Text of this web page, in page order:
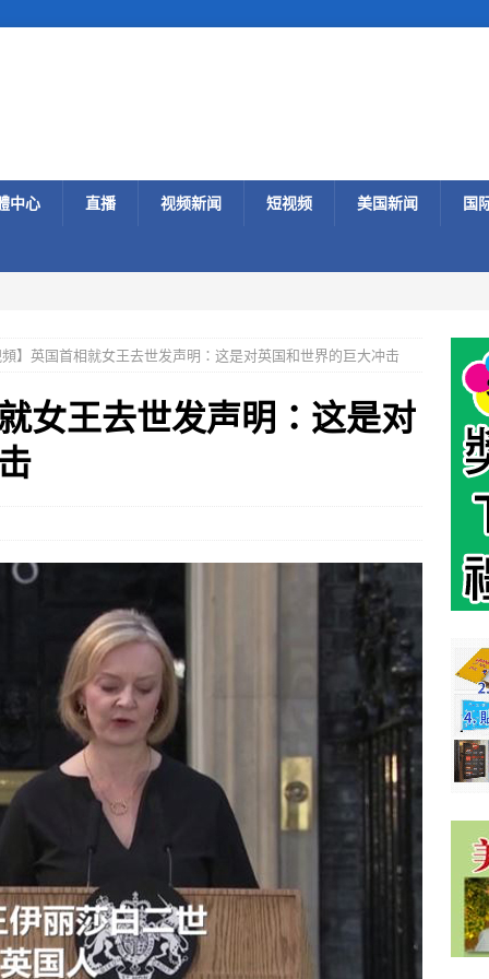
中心 直播 视频新闻 短视频 美国新闻 国
】英国首相就女王去世发声明：这是对英国和世界的巨大冲击
女王去世发声明：这是对